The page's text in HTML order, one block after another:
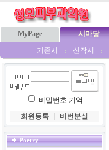
MyPage 시마당
기존시
신작시
비밀번호 기억
회원등록
비번분실
Poetry